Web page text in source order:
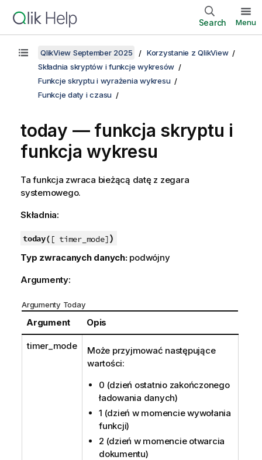
Search Menu
QlikView September 2025
Korzystanie z QlikView
Składnia skryptów i funkcje wykresów
Funkcje skryptu i wyrażenia wykresu
Funkcje daty i czasu
today — funkcja skryptu i
funkcja wykresu
Ta funkcja zwraca bieżącą datę z zegara
systemowego.
Składnia:
today( [ timer_mode])
Typ zwracanych danych:podwójny
Argumenty:
Argumenty Today
Argument Opis
timer_mode
Może przyjmować następujące
wartości:
0 (dzień ostatnio zakończonego
ładowania danych)
1 (dzień w momencie wywołania
funkcji)
2 (dzień w momencie otwarcia
dokumentu)